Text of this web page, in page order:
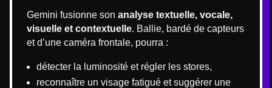
Gemini fusionne son analyse textuelle, vocale,
visuelle et contextuelle. Ballie, bardé de capteurs
et d’une caméra frontale, pourra :
détecter la luminosité et régler les stores,
reconnaître un visage fatigué et suggérer une